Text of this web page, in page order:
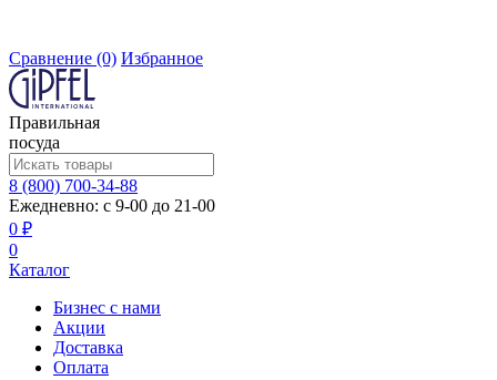
Сравнение (0) Избранное
Правильная
посуда
8 (800) 700-34-88
Ежедневно: с 9-00 до 21-00
0 ₽
0
Каталог
Бизнес с нами
Акции
Доставка
Оплата